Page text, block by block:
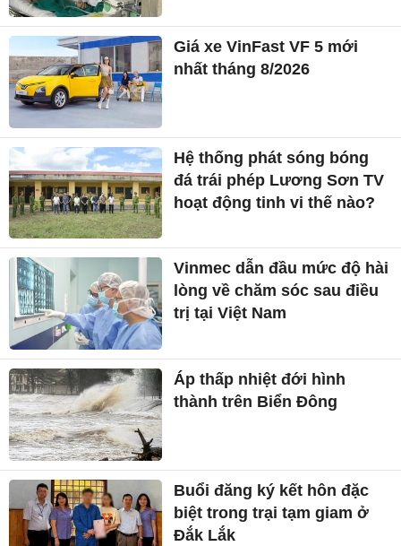
Giá xe VinFast VF 5 mới
nhất tháng 8/2026
Hệ thống phát sóng bóng
đá trái phép Lương Sơn TV
hoạt động tinh vi thế nào?
Vinmec dẫn đầu mức độ hài
lòng về chăm sóc sau điều
trị tại Việt Nam
Áp thấp nhiệt đới hình
thành trên Biển Đông
Buổi đăng ký kết hôn đặc
biệt trong trại tạm giam ở
Đắk Lắk